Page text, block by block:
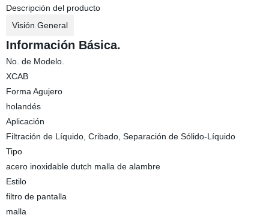
Descripción del producto
Visión General
Información Básica.
No. de Modelo.
XCAB
Forma Agujero
holandés
Aplicación
Filtración de Líquido, Cribado, Separación de Sólido-Líquido
Tipo
acero inoxidable dutch malla de alambre
Estilo
filtro de pantalla
malla